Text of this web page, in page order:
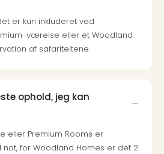
er kun inkluderet ved
værelse eller et Woodland
af safariteltene.
ophold, jeg kan
eller Premium Rooms er
nat, for Woodland Homes er det 2